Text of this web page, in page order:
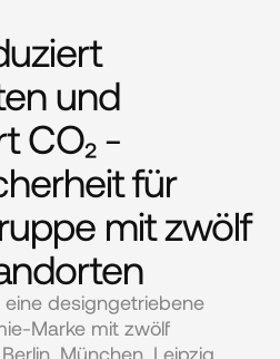
und
CO₂ -
für
mit zwölf
eine designgetriebene
Marke mit zwölf
München, Leipzig,